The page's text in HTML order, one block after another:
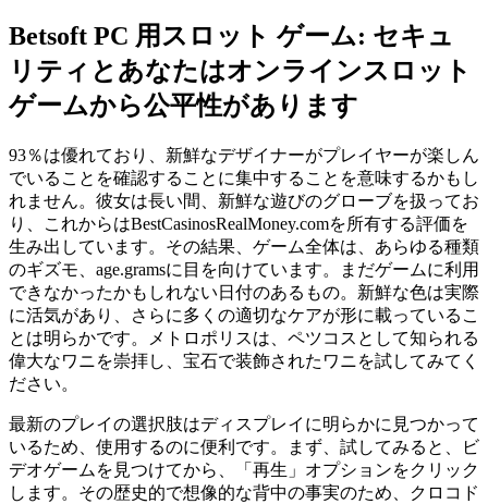
Betsoft PC 用スロット ゲーム: セキュ
リティとあなたはオンラインスロット
ゲームから公平性があります
93％は優れており、新鮮なデザイナーがプレイヤーが楽しん
でいることを確認することに集中することを意味するかもし
れません。彼女は長い間、新鮮な遊びのグローブを扱ってお
り、これからはBestCasinosRealMoney.comを所有する評価を
生み出しています。その結果、ゲーム全体は、あらゆる種類
のギズモ、age.gramsに目を向けています。まだゲームに利用
できなかったかもしれない日付のあるもの。新鮮な色は実際
に活気があり、さらに多くの適切なケアが形に載っているこ
とは明らかです。メトロポリスは、ペツコスとして知られる
偉大なワニを崇拝し、宝石で装飾されたワニを試してみてく
ださい。
最新のプレイの選択肢はディスプレイに明らかに見つかって
いるため、使用するのに便利です。まず、試してみると、ビ
デオゲームを見つけてから、「再生」オプションをクリック
します。その歴史的で想像的な背中の事実のため、クロコド